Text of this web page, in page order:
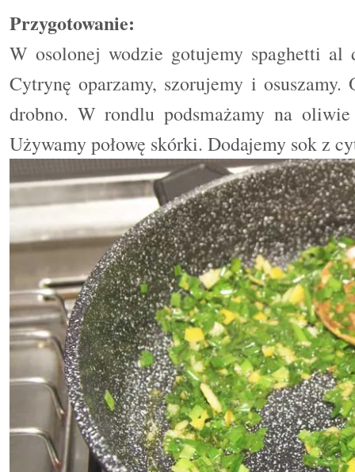
Przygotowanie:
W osolonej wodzie gotujemy spaghetti al
Cytrynę oparzamy, szorujemy i
drobno. W rondlu podsmażamy na
Używamy połowę skórki. Dodajemy sok z